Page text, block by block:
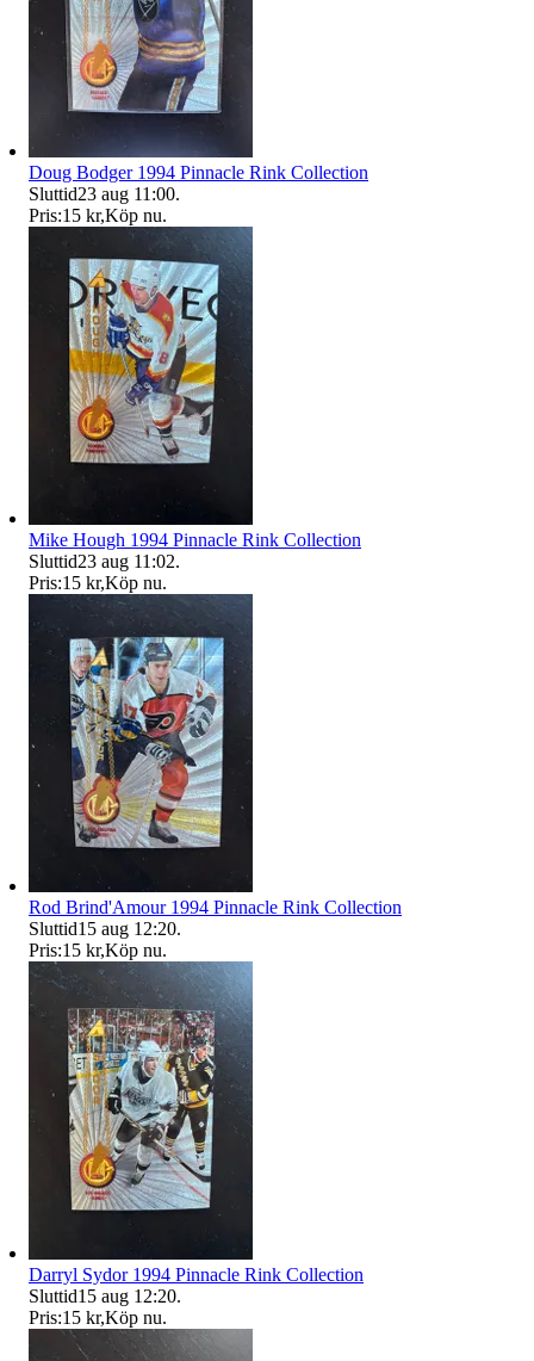
Doug Bodger 1994 Pinnacle Rink Collection
Sluttid23 aug 11:00.
Pris:15 kr,Köp nu.
Mike Hough 1994 Pinnacle Rink Collection
Sluttid23 aug 11:02.
Pris:15 kr,Köp nu.
Rod Brind'Amour 1994 Pinnacle Rink Collection
Sluttid15 aug 12:20.
Pris:15 kr,Köp nu.
Darryl Sydor 1994 Pinnacle Rink Collection
Sluttid15 aug 12:20.
Pris:15 kr,Köp nu.